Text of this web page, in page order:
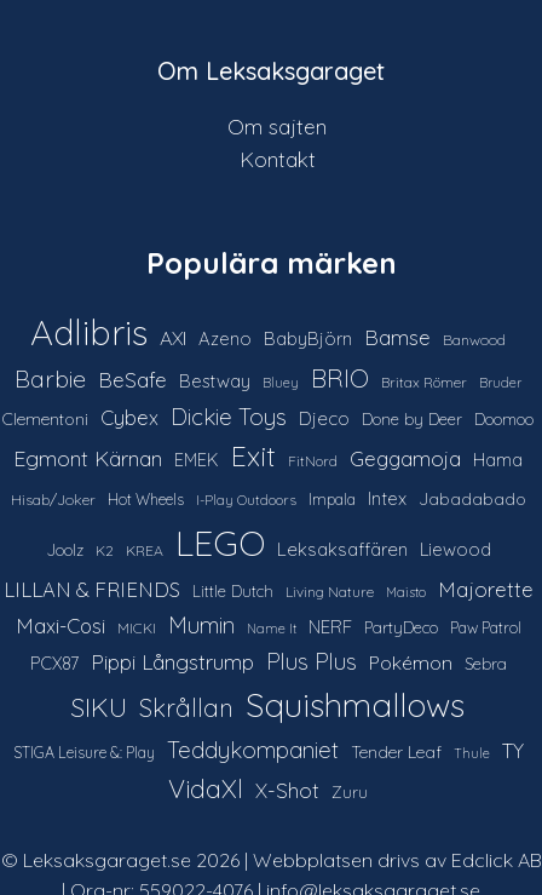
Om Leksaksgaraget
Om sajten
Kontakt
Populära märken
Adlibris AXI Azeno BabyBjörn Bamse Banwood
Barbie BeSafe Bestway Bluey BRIO Britax Römer Bruder
Clementoni Cybex Dickie Toys Djeco Done by Deer Doomoo
Egmont Kärnan EMEK Exit FitNord Geggamoja Hama
Hisab/Joker Hot Wheels I-Play Outdoors Impala Intex Jabadabado
Joolz K2 KREA LEGO Leksaksaffären Liewood
LILLAN & FRIENDS Little Dutch Living Nature Maisto
Majorette
Maxi-Cosi
MICKI Mumin Name It NERF PartyDeco Paw Patrol
PCX87 Pippi Långstrump Plus Plus Pokémon Sebra
SIKU Skrållan Squishmallows
STIGA Leisure &: Play Teddykompaniet Tender Leaf Thule TY
VidaXl X-Shot Zuru
© Leksaksgaraget.se 2026 | Webbplatsen drivs av Edclick AB